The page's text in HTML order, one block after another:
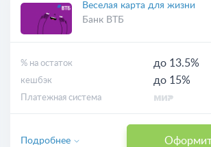
Веселая карта для жизни
Банк ВТБ
% на остаток до 13.5%
кешбэк до 15%
Платежная система
Подробнее